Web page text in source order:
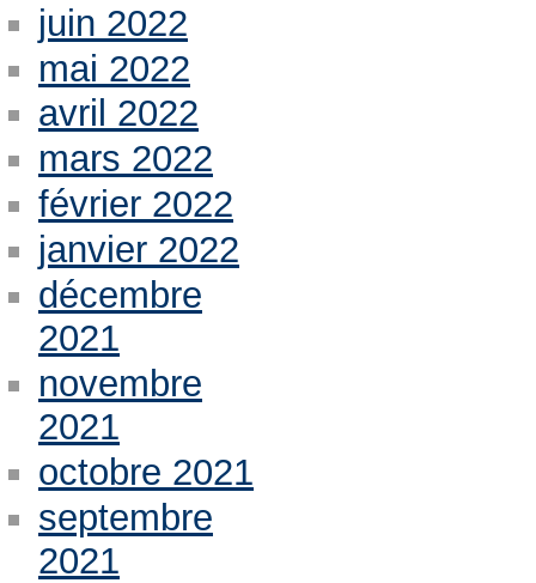
juin 2022
mai 2022
avril 2022
mars 2022
février 2022
janvier 2022
décembre
2021
novembre
2021
octobre 2021
septembre
2021